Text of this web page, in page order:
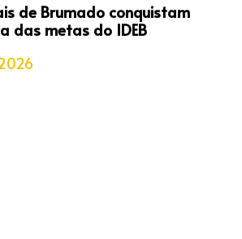
de Brumado conquistam
das metas do IDEB